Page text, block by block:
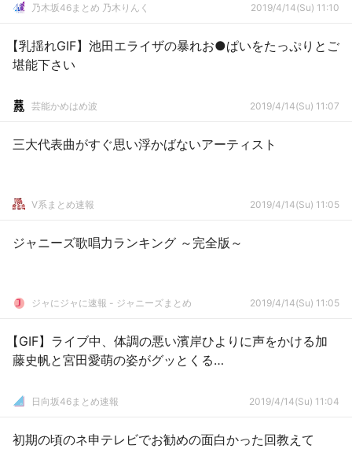
乃木坂46まとめ 乃木りんく 2019/4/14(Su) 11:10
【乳揺れGIF】池田エライザの暴れお●ぱいをたっぷりとご
堪能下さい
芸能かめはめ波 2019/4/14(Su) 11:07
三大代表曲がすぐ思い浮かばないアーティスト
V系まとめ速報 2019/4/14(Su) 11:05
ジャニーズ歌唱力ランキング ～完全版～
ジャにジャに速報 - ジャニーズまとめ 2019/4/14(Su) 11:05
【GIF】ライブ中、体調の悪い濱岸ひよりに声をかける加
藤史帆と宮田愛萌の姿がグッとくる…
日向坂46まとめ速報 2019/4/14(Su) 11:04
初期の頃のネ申テレビでお勧めの面白かった回教えて